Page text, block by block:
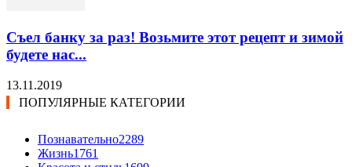
Съел банку за раз! Возьмите этот рецепт и зимой
будете нас...
13.11.2019
ПОПУЛЯРНЫЕ КАТЕГОРИИ
Познавательно2289
Жизнь1761